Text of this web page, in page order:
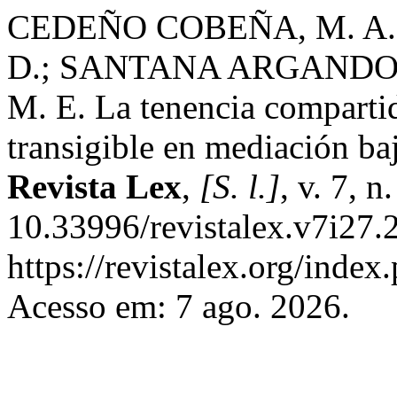
CEDEÑO COBEÑA, M.
D.; SANTANA
M. E. La tenencia
transigible en mediación
Revista Lex, [S. l.], v. 7,
10.33996/
https://revistalex.org/
Acesso em: 7 ago. 2026.